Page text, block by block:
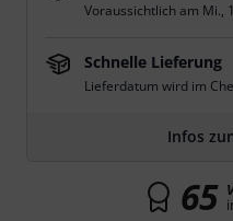
Voraussichtlich am Mi.,
Schnelle Lieferung
Lieferdatum wird im
Infos
65